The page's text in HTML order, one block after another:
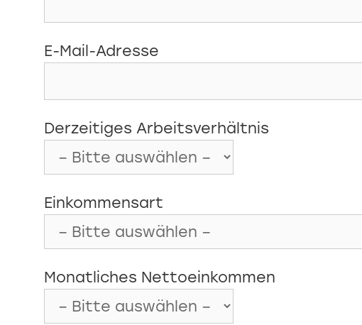
E-Mail-Adresse
Derzeitiges Arbeitsverhältnis
Einkommensart
Monatliches Nettoeinkommen